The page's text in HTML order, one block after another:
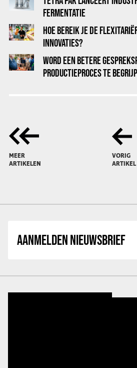
FERMENTATIE
HOE BEREIK JE DE
INNOVATIES?
WORD EEN BETERE
PRODUCTIEPROCES TE
MEER
ARTIKELEN
VORIG
ARTIKEL
AANMELDEN NIEUWSBRIEF